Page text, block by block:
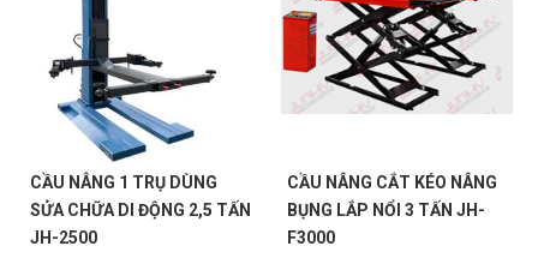
CẦU NÂNG 1 TRỤ DÙNG
SỬA CHỮA DI ĐỘNG 2,5 TẤN
JH-2500
CẦU NÂNG CẮT KÉO NÂNG
BỤNG LẮP NỔI 3 TẤN JH-
F3000